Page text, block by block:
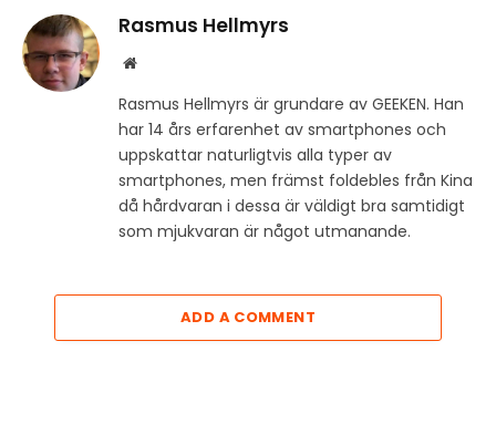
Rasmus Hellmyrs
Website
Rasmus Hellmyrs är grundare av GEEKEN. Han
har 14 års erfarenhet av smartphones och
uppskattar naturligtvis alla typer av
smartphones, men främst foldebles från Kina
då hårdvaran i dessa är väldigt bra samtidigt
som mjukvaran är något utmanande.
ADD A COMMENT